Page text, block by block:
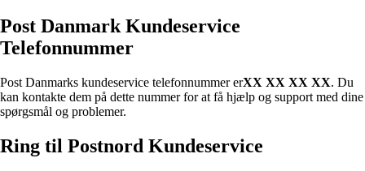
Post Danmark Kundeservice
Telefonnummer
Post Danmarks kundeservice telefonnummer erXX XX XX XX. Du
kan kontakte dem på dette nummer for at få hjælp og support med dine
spørgsmål og problemer.
Ring til Postnord Kundeservice